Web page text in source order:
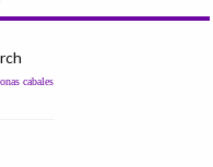
cabales